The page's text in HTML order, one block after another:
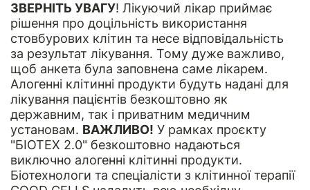
ЗВЕРНІТЬ УВАГУ! Лікуючий лікар приймає
рішення про доцільність використання
стовбурових клітин та несе відповідальність
за результат лікування. Тому дуже важливо,
щоб анкета була заповнена саме лікарем.
Алогенні клітинні продукти будуть надані для
лікування пацієнтів безкоштовно як
державним, так і приватним медичним
установам. ВАЖЛИВО! У рамках проєкту
"БІОТЕХ 2.0" безкоштовно надаються
виключно алогенні клітинні продукти.
Біотехнологи та спеціалісти з клітинної терапії